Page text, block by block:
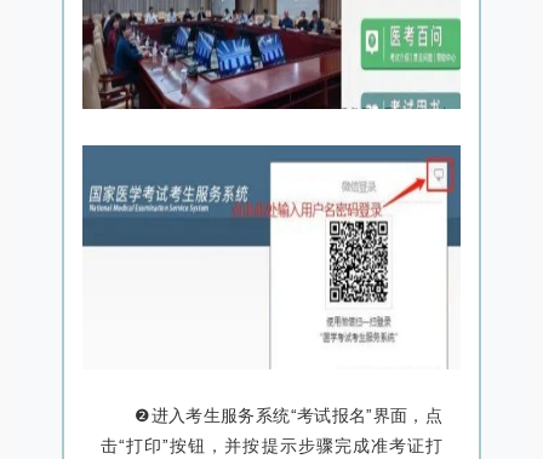
❷进入考生服务系统“考试报名”界面，点
击“打印”按钮，并按提示步骤完成准考证打